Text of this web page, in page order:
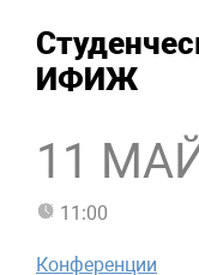
ИФИЖ
11
11:00
Конференции